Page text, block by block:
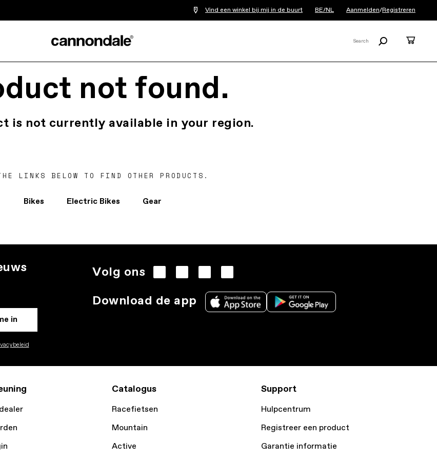
Vind een winkel bij mij in de buurt BE/NL Aanmelden/Registreren
Search
not found.
is not currently available in your region.
LINKS BELOW TO FIND OTHER PRODUCTS.
Bikes Electric Bikes Gear
in
Volg ons
Download de app
Catalogus
Racefietsen
Mountain
Active
Support
Hulpcentrum
Registreer een product
Garantie informatie